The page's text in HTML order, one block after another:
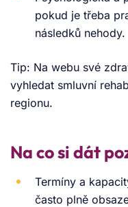
pokud je třeba
následků nehody.
Tip: Na webu své
vyhledat smluvní
regionu.
Na co si dát
Termíny a
často plně